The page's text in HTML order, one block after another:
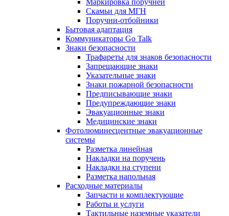
Маркировка поручней
Скамьи для МГН
Поручни-отбойники
Бытовая адаптация
Коммуникаторы Go Talk
Знаки безопасности
Трафареты для знаков безопасности
Запрещающие знаки
Указательные знаки
Знаки пожарной безопасности
Предписывающие знаки
Предупреждающие знаки
Эвакуационные знаки
Медицинские знаки
Фотолюминесцентные эвакуационные
системы
Разметка линейная
Накладки на поручень
Накладки на ступени
Разметка напольная
Расходные материалы
Запчасти и комплектующие
Работы и услуги
Тактильные наземные указатели